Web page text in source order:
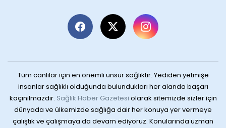
Tüm canlılar için en önemli unsur sağlıktır. Yediden yetmişe
insanlar sağlıklı olduğunda bulundukları her alanda başarı
kaçınılmazdır. Sağlık Haber Gazetesi olarak sitemizde sizler için
dünyada ve ülkemizde sağlığa dair her konuya yer vermeye
çalıştık ve çalışmaya da devam ediyoruz. Konularında uzman